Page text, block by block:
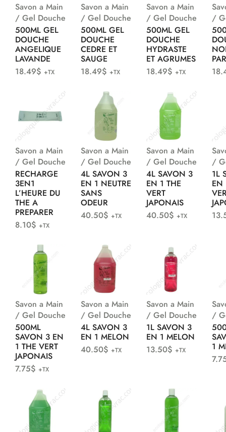
Savon a Main
/ Gel Douche
500ML GEL
DOUCHE
ANGELIQUE
LAVANDE
18.49$ +TX
Savon a Main
/ Gel Douche
500ML GEL
DOUCHE
CEDRE ET
SAUGE
18.49$ +TX
Savon a Main
/ Gel Douche
500ML GEL
DOUCHE
HYDRASTE
ET AGRUMES
18.49$ +TX
/
Savon a Main
/ Gel Douche
RECHARGE
3EN1
L’HEURE DU
THE A
PREPARER
8.10$ +TX
Savon a Main
/ Gel Douche
4L SAVON 3
EN 1 NEUTRE
SANS
ODEUR
40.50$ +TX
Savon a Main
/ Gel Douche
4L SAVON 3
EN 1 THE
VERT
JAPONAIS
40.50$ +TX
/
1L
EN
Savon a Main
/ Gel Douche
500ML
SAVON 3 EN
1 THE VERT
JAPONAIS
7.75$ +TX
Savon a Main
/ Gel Douche
4L SAVON 3
EN 1 MELON
40.50$ +TX
Savon a Main
/ Gel Douche
1L SAVON 3
EN 1 MELON
13.50$ +TX
/
1